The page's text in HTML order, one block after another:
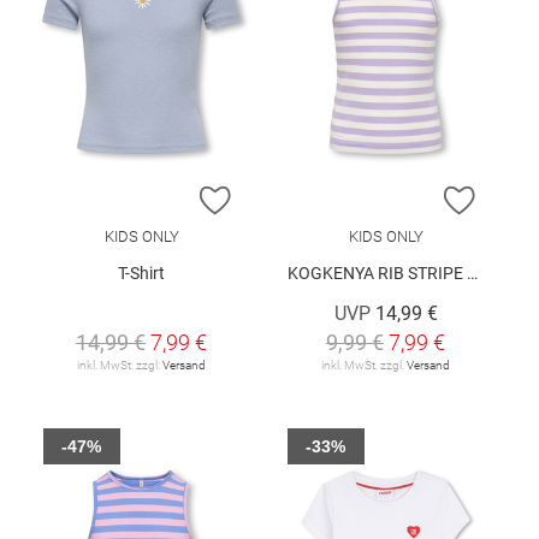
ZUR WUNSCHLISTE HINZUFÜGEN
KIDS ONLY
T-Shirt
14,99 €7,99 €
inkl. MwSt. zzgl. Versand
ZUR
KIDS ONLY
KOGKENYA RIB STRIPE TANK TOP JRS
UVP 14,99 €
9,99 €7,99 €
inkl. MwSt. zzgl. Versand
-47% -33%